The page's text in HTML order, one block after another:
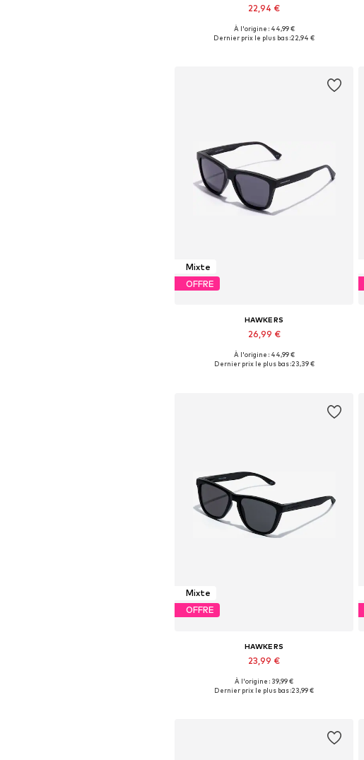
22,94 €
Tailles disponibles: Onesize
À l'origine : 44,99 €
Dernier prix le plus bas :22,94 €
Mixte
OFFRE
HAWKERS
26,99 €
+2
Tailles disponibles: Onesize
À l'origine : 44,99 €
Dernier prix le plus bas :23,39 €
Mixte
OFFRE
HAWKERS
23,99 €
Tailles disponibles: Onesize
À l'origine : 39,99 €
Dernier prix le plus bas :23,99 €